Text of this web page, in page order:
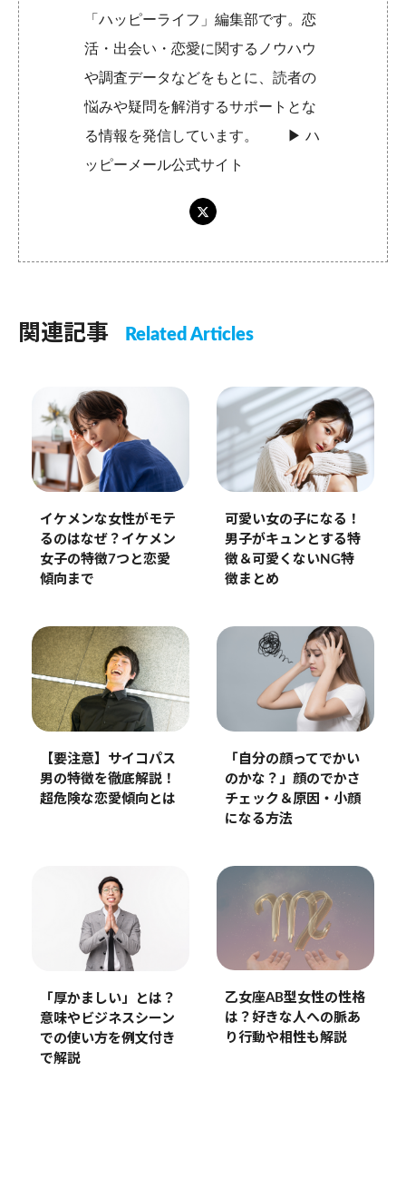
「ハッピーライフ」編集部です。恋
活・出会い・恋愛に関するノウハウ
や調査データなどをもとに、読者の
悩みや疑問を解消するサポートとな
る情報を発信しています。 ▶︎ハ
ッピーメール公式サイト
関連記事 Related Articles
イケメンな女性がモテ
るのはなぜ？イケメン
女子の特徴7つと恋愛
傾向まで
可愛い女の子になる！
男子がキュンとする特
徴＆可愛くないNG特
徴まとめ
【要注意】サイコパス
男の特徴を徹底解説！
超危険な恋愛傾向とは
「自分の顔ってでかい
のかな？」顔のでかさ
チェック＆原因・小顔
になる方法
「厚かましい」とは？
意味やビジネスシーン
での使い方を例文付き
で解説
乙女座AB型女性の性格
は？好きな人への脈あ
り行動や相性も解説